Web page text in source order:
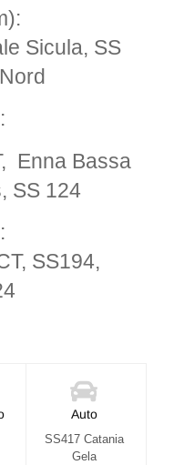
Sicula, SS
Enna Bassa
SS 124
SS194,
Auto
SS417 Catania
Gela